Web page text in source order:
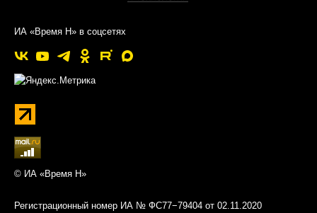
ИА «Время Н» в соцсетях
© ИА «Время Н»
Регистрационный номер ИА № ФС77−79404 от 02.11.2020